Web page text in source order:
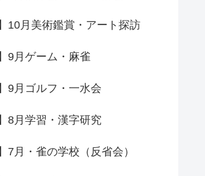
10月美術鑑賞・アート探訪
9月ゲーム・麻雀
9月ゴルフ・一水会
8月学習・漢字研究
7月・雀の学校（反省会）